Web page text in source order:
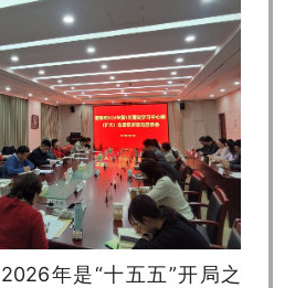
年是“十五五”开局之